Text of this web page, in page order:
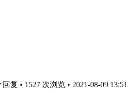
复 • 1527 次浏览 • 2021-08-09 13:51